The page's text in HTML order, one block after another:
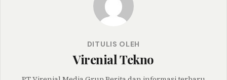
DITULIS OLEH
Virenial Tekno